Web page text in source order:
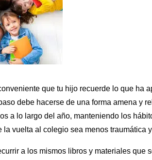
que tu hijo recuerde lo que ha
debe hacerse de una forma amena y
a lo largo del año, manteniendo los
la vuelta al colegio sea menos traumática
a los mismos libros y materiales que